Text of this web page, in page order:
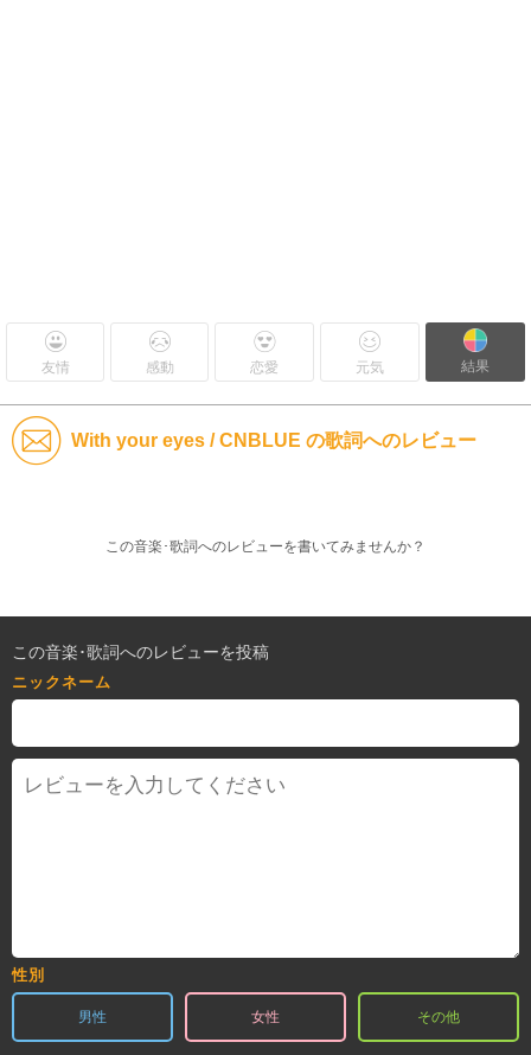
友情 感動 恋愛 元気 結果
With your eyes / CNBLUE の歌詞へのレビュー
この音楽･歌詞へのレビューを書いてみませんか？
この音楽･歌詞へのレビューを投稿
ニックネーム
性別
男性 女性 その他